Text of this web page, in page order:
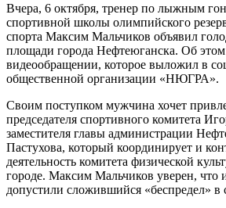
Вчера, 6 октября, тренер по лыжным
спортивной школы олимпийского
спорта Максим Мальчиков объявил
площади города Нефтеюганска. Об
видеообращении, которое выложил в
общественной организации «НЮГРА».
Своим поступком мужчина хочет
председателя спортивного комитета
заместителя главы администрации
Пастухова, который координирует и
деятельность комитета физической
городе. Максим Мальчиков уверен, что
допустили сложившийся «беспредел» в